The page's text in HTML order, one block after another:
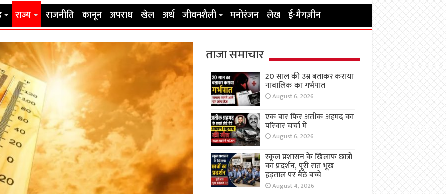
राज्य राजनीति कानून अपराध खेल अर्थ जीवनशैली मनोरंजन लेख ई-मैगज़ीन
ताजा समाचार
20 साल की उम्र बताकर कराया
नाबालिक का गर्भपात
August 6, 2026
एक बार फिर अतीक अहमद का
परिवार चर्चा में
August 6, 2026
स्कूल प्रशासन के खिलाफ छात्रों
का प्रदर्शन, पूरी रात भूख
हड़ताल पर बैठे बच्चे
August 4, 2026